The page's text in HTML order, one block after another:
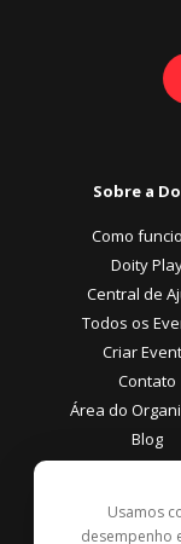
Sobre a
Como
Doity
Central de
Todos os
Criar
Contato
Área do
Blog
Área doUsamos
desempenho